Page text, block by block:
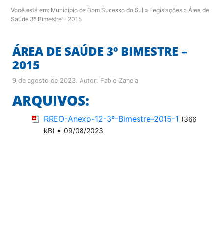
Você está em: Município de Bom Sucesso do Sul » Legislações » Área de
Saúde 3º Bimestre – 2015
ÁREA DE SAÚDE 3º BIMESTRE –
2015
9 de agosto de 2023. Autor: Fabio Zanela
ARQUIVOS:
RREO-Anexo-12-3º-Bimestre-2015-1 (366
kB) • 09/08/2023